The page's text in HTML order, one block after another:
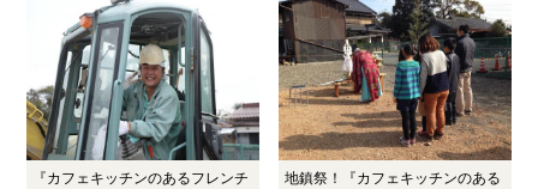
『カフェキッチンのあるフレンチ
地鎮祭！『カフェキッチンのある